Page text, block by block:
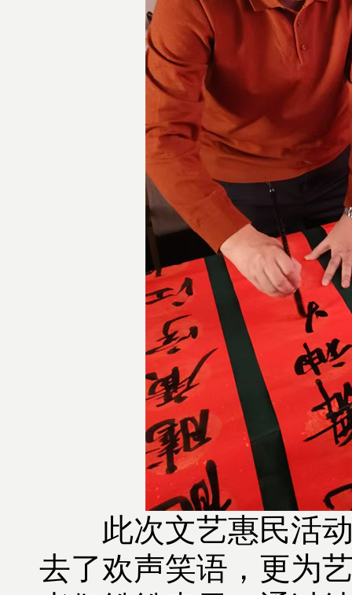
此次文艺惠民活动
去了欢声笑语，更为